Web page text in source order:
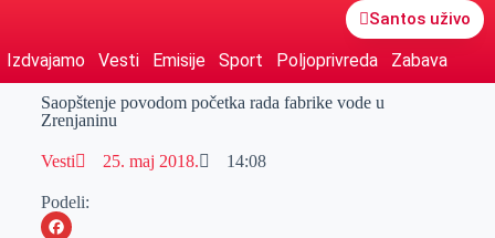
Santos uživo
Izdvajamo Vesti Emisije Sport Poljoprivreda Zabava
Saopštenje povodom početka rada fabrike vode u
Zrenjaninu
Vesti 25. maj 2018. 14:08
Podeli: